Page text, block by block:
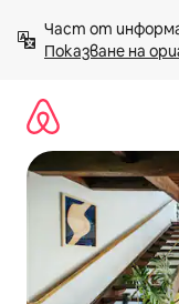
към
съдържанието
Показване на